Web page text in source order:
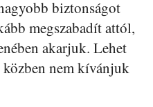
biztonságot
megszabadít attól,
akarjuk. Lehet
nem kívánjuk